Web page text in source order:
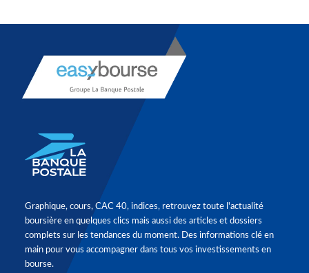
Graphique, cours, CAC 40, indices, retrouvez toute l'actualité
boursière en quelques clics mais aussi des articles et dossiers
complets sur les tendances du moment. Des informations clé en
main pour vous accompagner dans tous vos investissements en
bourse.